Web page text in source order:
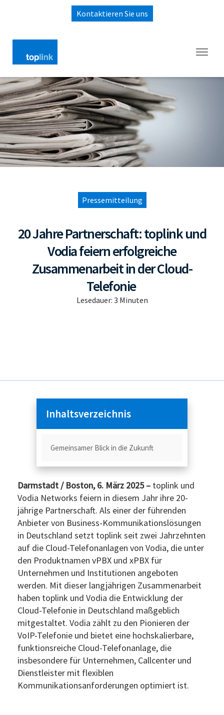
Kontaktieren Sie uns
Pressemitteilung
20 Jahre Partnerschaft: toplink und
Vodia feiern erfolgreiche
Zusammenarbeit in der Cloud-
Telefonie
Lesedauer: 3 Minuten
Inhaltsverzeichnis
Gemeinsamer Blick in die Zukunft
Darmstadt / Boston, 6. März 2025 – toplink und
Vodia Networks feiern in diesem Jahr ihre 20-
jährige Partnerschaft. Als einer der führenden
Anbieter von Business-Kommunikationslösungen
in Deutschland setzt toplink seit zwei Jahrzehnten
auf die Cloud-Telefonanlagen von Vodia, die unter
den Produktnamen vPBX und xPBX für
Unternehmen und Institutionen angeboten
werden. Mit dieser langjährigen Zusammenarbeit
haben toplink und Vodia die Entwicklung der
Cloud-Telefonie in Deutschland maßgeblich
mitgestaltet. Vodia zählt zu den Pionieren der
VoIP-Telefonie und bietet eine hochskalierbare,
funktionsreiche Cloud-Telefonanlage, die
insbesondere für Unternehmen, Callcenter und
Dienstleister mit flexiblen
Kommunikationsanforderungen optimiert ist.